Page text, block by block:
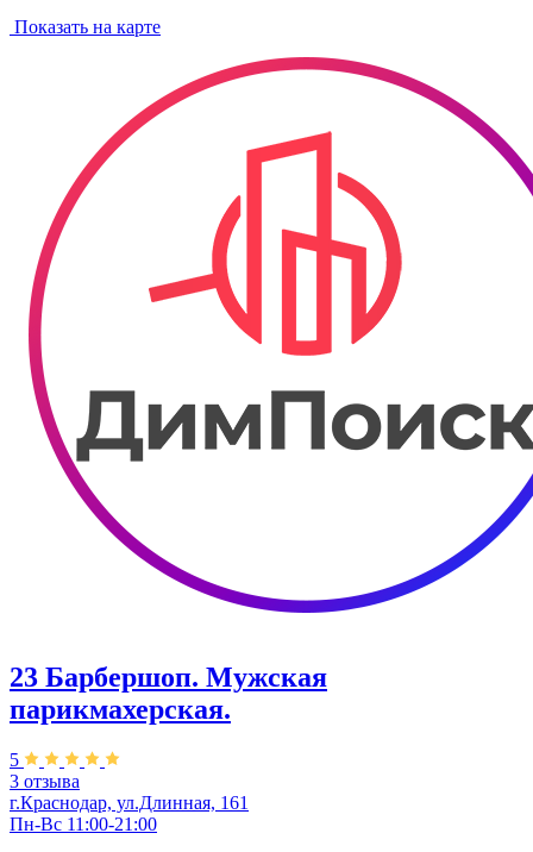
Показать на карте
23 Барбершоп. Мужская
парикмахерская.
5
3 отзыва
г.Краснодар, ул.Длинная, 161
Пн-Вс 11:00-21:00